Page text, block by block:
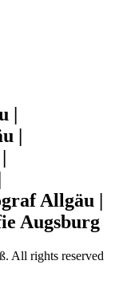
|
|
Allgäu |
Augsburg
All rights reserved